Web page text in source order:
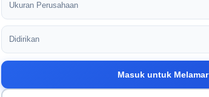
Ukuran Perusahaan
Didirikan
Masuk untuk Melamar